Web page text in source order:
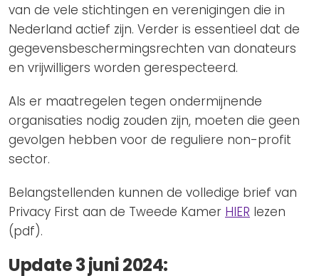
van de vele stichtingen en verenigingen die in
Nederland actief zijn. Verder is essentieel dat de
gegevensbeschermingsrechten van donateurs
en vrijwilligers worden gerespecteerd.
Als er maatregelen tegen ondermijnende
organisaties nodig zouden zijn, moeten die geen
gevolgen hebben voor de reguliere non-profit
sector.
Belangstellenden kunnen de volledige brief van
Privacy First aan de Tweede Kamer HIER lezen
(pdf).
Update 3 juni 2024: